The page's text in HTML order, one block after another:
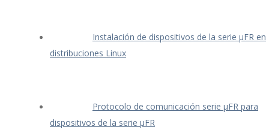
Instalación de dispositivos de la serie μFR en
distribuciones Linux
Protocolo de comunicación serie μFR para
dispositivos de la serie μFR